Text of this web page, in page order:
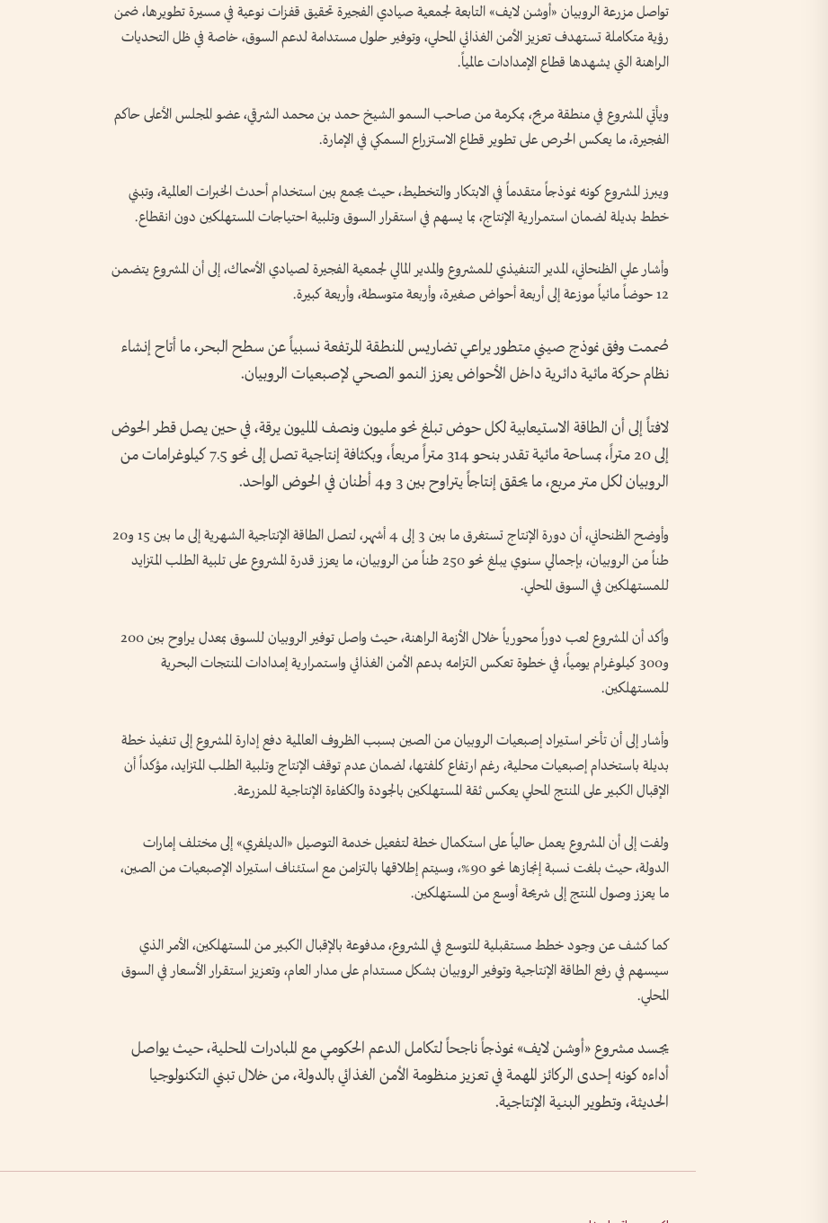
تواصل مزرعة الروبيان «أوشن لايف» التابعة لجمعية صيادي الفجيرة تحقيق قفزات نوعية في مسيرة تطويرها، ضمن
رؤية متكاملة تستهدف تعزيز الأمن الغذائي المحلي، وتوفير حلول مستدامة لدعم السوق، خاصة في ظل التحديات
الراهنة التي يشهدها قطاع الإمدادات عالمياً.
ويأتي المشروع في منطقة مربح، بمكرمة من صاحب السمو الشيخ حمد بن محمد الشرقي، عضو المجلس الأعلى حاكم
الفجيرة، ما يعكس الحرص على تطوير قطاع الاستزراع السمكي في الإمارة.
ويبرز المشروع كونه نموذجاً متقدماً في الابتكار والتخطيط، حيث يجمع بين استخدام أحدث الخبرات العالمية، وتبني
خطط بديلة لضمان استمرارية الإنتاج، بما يسهم في استقرار السوق وتلبية احتياجات المستهلكين دون انقطاع.
وأشار علي الظنحاني، المدير التنفيذي للمشروع والمدير المالي لجمعية الفجيرة لصيادي الأسماك، إلى أن المشروع يتضمن
12 حوضاً مائياً موزعة إلى أربعة أحواض صغيرة، وأربعة متوسطة، وأربعة كبيرة.
صُممت وفق نموذج صيني متطور يراعي تضاريس المنطقة المرتفعة نسبياً عن سطح البحر، ما أتاح إنشاء
نظام حركة مائية دائرية داخل الأحواض يعزز النمو الصحي لإصبعيات الروبيان.
لافتاً إلى أن الطاقة الاستيعابية لكل حوض تبلغ نحو مليون ونصف المليون يرقة، في حين يصل قطر الحوض
إلى 20 متراً، بمساحة مائية تقدر بنحو 314 متراً مربعاً، وبكثافة إنتاجية تصل إلى نحو 7.5 كيلوغرامات من
الروبيان لكل متر مربع، ما يحقق إنتاجاً يتراوح بين 3 و4 أطنان في الحوض الواحد.
وأوضح الظنحاني، أن دورة الإنتاج تستغرق ما بين 3 إلى 4 أشهر، لتصل الطاقة الإنتاجية الشهرية إلى ما بين 15 و20
طناً من الروبيان، بإجمالي سنوي يبلغ نحو 250 طناً من الروبيان، ما يعزز قدرة المشروع على تلبية الطلب المتزايد
للمستهلكين في السوق المحلي.
وأكد أن المشروع لعب دوراً محورياً خلال الأزمة الراهنة، حيث واصل توفير الروبيان للسوق بمعدل يراوح بين 200
و300 كيلوغرام يومياً، في خطوة تعكس التزامه بدعم الأمن الغذائي واستمرارية إمدادات المنتجات البحرية
للمستهلكين.
وأشار إلى أن تأخر استيراد إصبعيات الروبيان من الصين بسبب الظروف العالمية دفع إدارة المشروع إلى تنفيذ خطة
بديلة باستخدام إصبعيات محلية، رغم ارتفاع كلفتها، لضمان عدم توقف الإنتاج وتلبية الطلب المتزايد، مؤكداً أن
الإقبال الكبير على المنتج المحلي يعكس ثقة المستهلكين بالجودة والكفاءة الإنتاجية للمزرعة.
ولفت إلى أن المشروع يعمل حالياً على استكمال خطة لتفعيل خدمة التوصيل «الديلفري» إلى مختلف إمارات
الدولة، حيث بلغت نسبة إنجازها نحو 90%، وسيتم إطلاقها بالتزامن مع استئناف استيراد الإصبعيات من الصين،
ما يعزز وصول المنتج إلى شريحة أوسع من المستهلكين.
كما كشف عن وجود خطط مستقبلية للتوسع في المشروع، مدفوعة بالإقبال الكبير من المستهلكين، الأمر الذي
سيسهم في رفع الطاقة الإنتاجية وتوفير الروبيان بشكل مستدام على مدار العام، وتعزيز استقرار الأسعار في السوق
المحلي.
يجسد مشروع «أوشن لايف» نموذجاً ناجحاً لتكامل الدعم الحكومي مع المبادرات المحلية، حيث يواصل
أداءه كونه إحدى الركائز المهمة في تعزيز منظومة الأمن الغذائي بالدولة، من خلال تبني التكنولوجيا
الحديثة، وتطوير البنية الإنتاجية.